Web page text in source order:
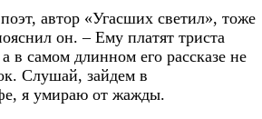
автор «Угасших светил», тоже
он. – Ему платят триста
в самом длинном его рассказе не
Слушай, зайдем в
я умираю от жажды.